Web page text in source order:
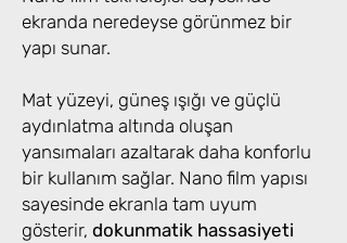
ekranda neredeyse görünmez bir
yapı sunar.
Mat yüzeyi, güneş ışığı ve güçlü
aydınlatma altında oluşan
yansımaları azaltarak daha konforlu
bir kullanım sağlar. Nano film yapısı
sayesinde ekranla tam uyum
gösterir, dokunmatik hassasiyeti